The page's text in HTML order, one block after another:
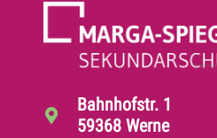
Bahnhofstr. 1
59368 Werne